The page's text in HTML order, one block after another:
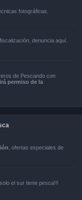
fotográficas.
denuncia aquí.
de Pescando con
permiso de la
, ofertas especiales de
el sur tiene pesca!!!